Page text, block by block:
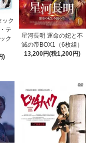
ック
テ
ク
)
星河長明 運命の妃と不
滅の帝BOX1（6枚組）
13,200円(税1,200円)